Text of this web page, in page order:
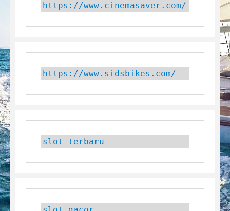
https://www.cinemasaver.com/
https://www.sidsbikes.com/
slot terbaru